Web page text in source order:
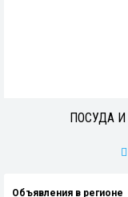
ПОСУДА
Объявления в регионе